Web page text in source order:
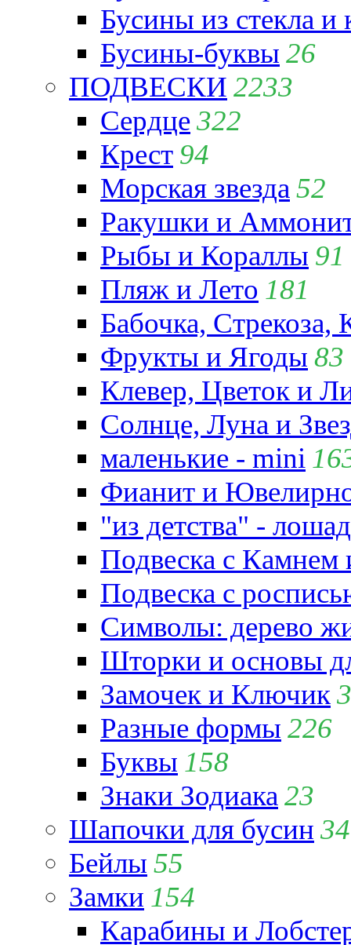
Бусины из стекла и
Бусины-буквы 26
ПОДВЕСКИ 2233
Сердце322
Крест 94
Морская звезда 52
Ракушки и
Рыбы и Кораллы 91
Пляж и Лето 181
Бабочка,
Фрукты и Ягоды 83
Клевер, Цветок и
Солнце, Луна и
маленькие - mini
Фианит и
"из детства" -
Подвеска с
Подвеска с
Символы: дерево
Шторки и основы
Замочек и Ключик
Разные формы 226
Буквы 158
Знаки Зодиака 23
Шапочки для бусин 34
Бейлы 55
Замки 154
Карабины и